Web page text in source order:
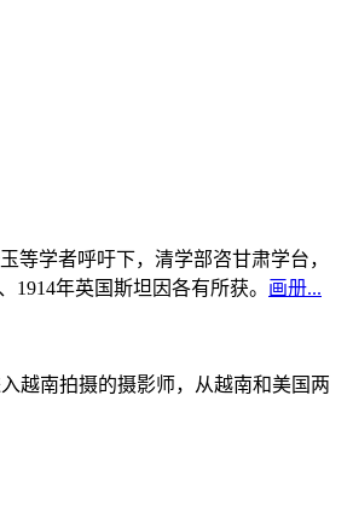
等学者呼吁下，清学部咨甘肃学台，
年英国斯坦因各有所获。 画册...
越南拍摄的摄影师，从越南和美国两